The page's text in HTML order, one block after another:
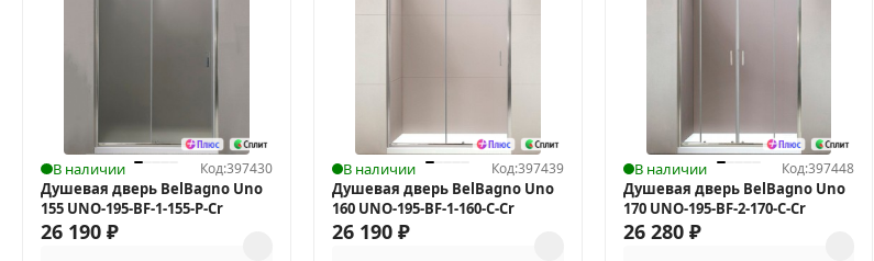
В наличии Код:397430
Душевая дверь BelBagno Uno
155 UNO-195-BF-1-155-P-Cr
26 190 ₽
В наличии Код:397439
Душевая дверь BelBagno Uno
160 UNO-195-BF-1-160-C-Cr
26 190 ₽
В наличии Код:397448
Душевая дверь BelBagno Uno
170 UNO-195-BF-2-170-C-Cr
26 280 ₽